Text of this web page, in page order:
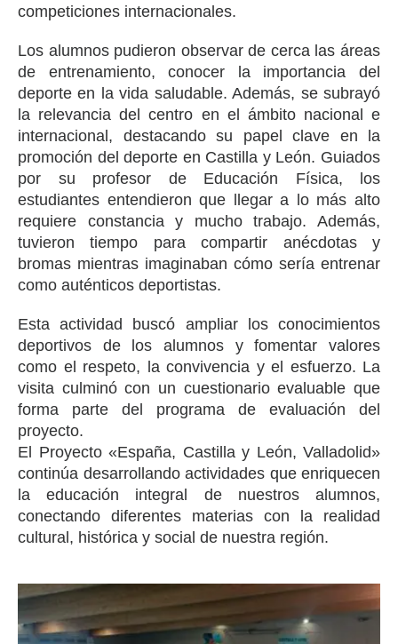
competiciones internacionales.
Los alumnos pudieron observar de cerca las áreas
de entrenamiento, conocer la importancia del
deporte en la vida saludable. Además, se subrayó
la relevancia del centro en el ámbito nacional e
internacional, destacando su papel clave en la
promoción del deporte en Castilla y León. Guiados
por su profesor de Educación Física, los
estudiantes entendieron que llegar a lo más alto
requiere constancia y mucho trabajo. Además,
tuvieron tiempo para compartir anécdotas y
bromas mientras imaginaban cómo sería entrenar
como auténticos deportistas.
Esta actividad buscó ampliar los conocimientos
deportivos de los alumnos y fomentar valores
como el respeto, la convivencia y el esfuerzo. La
visita culminó con un cuestionario evaluable que
forma parte del programa de evaluación del
proyecto.
El Proyecto «España, Castilla y León, Valladolid»
continúa desarrollando actividades que enriquecen
la educación integral de nuestros alumnos,
conectando diferentes materias con la realidad
cultural, histórica y social de nuestra región.